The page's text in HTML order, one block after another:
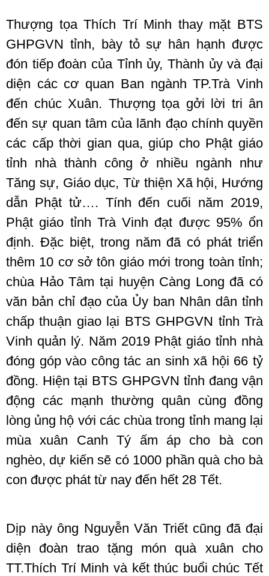
Thượng tọa Thích Trí Minh thay mặt BTS
GHPGVN tỉnh, bày tỏ sự hân hạnh được
đón tiếp đoàn của Tỉnh ủy, Thành ủy và đại
diện các cơ quan Ban ngành TP.Trà Vinh
đến chúc Xuân. Thượng tọa gởi lời tri ân
đến sự quan tâm của lãnh đạo chính quyền
các cấp thời gian qua, giúp cho Phật giáo
tỉnh nhà thành công ở nhiều ngành như
Tăng sự, Giáo dục, Từ thiện Xã hội, Hướng
dẫn Phật tử…. Tính đến cuối năm 2019,
Phật giáo tỉnh Trà Vinh đạt được 95% ổn
định. Đặc biệt, trong năm đã có phát triển
thêm 10 cơ sở tôn giáo mới trong toàn tỉnh;
chùa Hảo Tâm tại huyện Càng Long đã có
văn bản chỉ đạo của Ủy ban Nhân dân tỉnh
chấp thuận giao lại BTS GHPGVN tỉnh Trà
Vinh quản lý. Năm 2019 Phật giáo tỉnh nhà
đóng góp vào công tác an sinh xã hội 66 tỷ
đồng. Hiện tại BTS GHPGVN tỉnh đang vận
động các mạnh thường quân cùng đồng
lòng ủng hộ với các chùa trong tỉnh mang lại
mùa xuân Canh Tý ấm áp cho bà con
nghèo, dự kiến sẽ có 1000 phần quà cho bà
con được phát từ nay đến hết 28 Tết.
Dịp này ông Nguyễn Văn Triết cũng đã đại
diện đoàn trao tặng món quà xuân cho
TT.Thích Trí Minh và kết thúc buổi chúc Tết